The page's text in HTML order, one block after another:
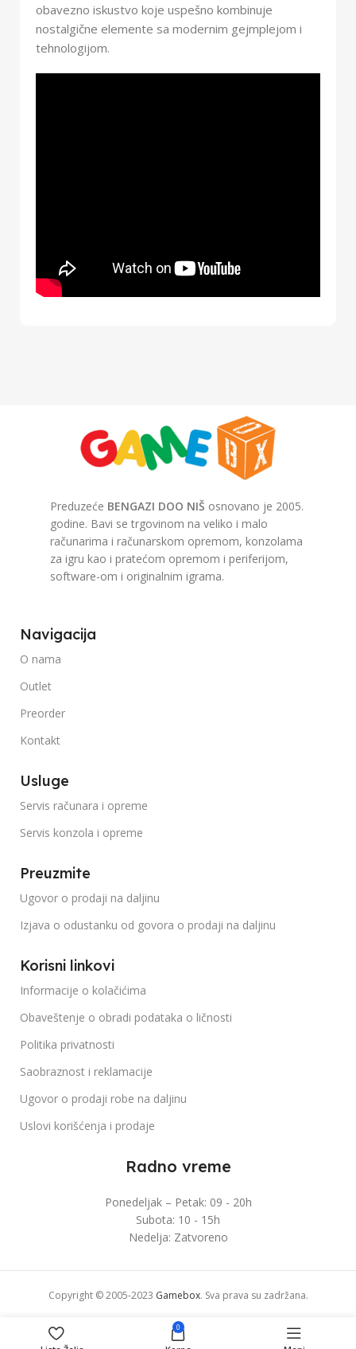
obavezno iskustvo koje uspešno kombinuje
nostalgične elemente sa modernim gejmplejom i
tehnologijom.
Preduzeće BENGAZI DOO NIŠ osnovano je 2005.
godine. Bavi se trgovinom na veliko i malo
računarima i računarskom opremom, konzolama
za igru kao i pratećom opremom i periferijom,
software-om i originalnim igrama.
Navigacija
O nama
Outlet
Preorder
Kontakt
Usluge
Servis računara i opreme
Servis konzola i opreme
Preuzmite
Ugovor o prodaji na daljinu
Izjava o odustanku od govora o prodaji na daljinu
Korisni linkovi
Informacije o kolačićima
Obaveštenje o obradi podataka o ličnosti
Politika privatnosti
Saobraznost i reklamacije
Ugovor o prodaji robe na daljinu
Uslovi korišćenja i prodaje
Radno vreme
Ponedeljak – Petak: 09 - 20h
Subota: 10 - 15h
Nedelja: Zatvoreno
Copyright © 2005-2023 Gamebox. Sva prava su zadržana.
0